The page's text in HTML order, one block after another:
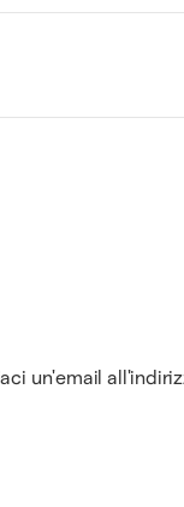
un'email